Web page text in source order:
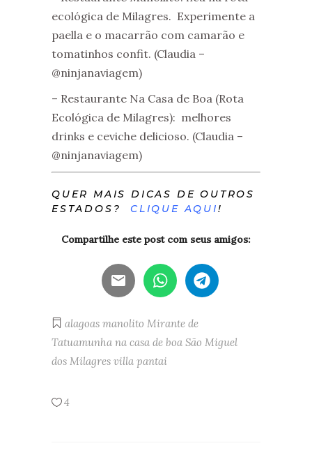
ecológica de Milagres. Experimente a
paella e o macarrão com camarão e
tomatinhos confit. (Claudia –
@ninjanaviagem)
– Restaurante Na Casa de Boa (Rota
Ecológica de Milagres): melhores
drinks e ceviche delicioso. (Claudia –
@ninjanaviagem)
QUER MAIS DICAS DE OUTROS
ESTADOS?CLIQUE AQUI!
Compartilhe este post com seus amigos:
alagoas manolito Mirante de
Tatuamunha na casa de boa São Miguel
dos Milagres villa pantai
4